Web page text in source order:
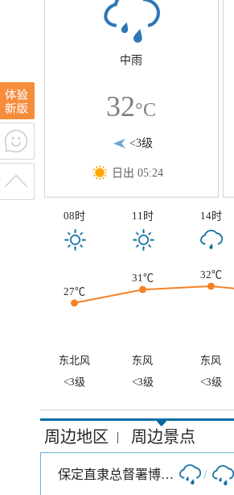
中雨
32°C
<3级
日出 05:24
08时 11时 14时
27℃
31℃ 32℃
东北风 东风 东风
<3级
<3级 <3级
周边地区 | 周边景点
保定直隶总督署博物馆 /